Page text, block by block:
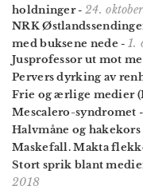
holdninger- 24.
NRK
med buksene nede - 1.
Jusprofessor ut mot
Pervers dyrking av
Frie og ærlige medier
Mescalero-syndromet -
Halvmåne og hakekors
Maskefall. Makta
Stort sprik blant
2018